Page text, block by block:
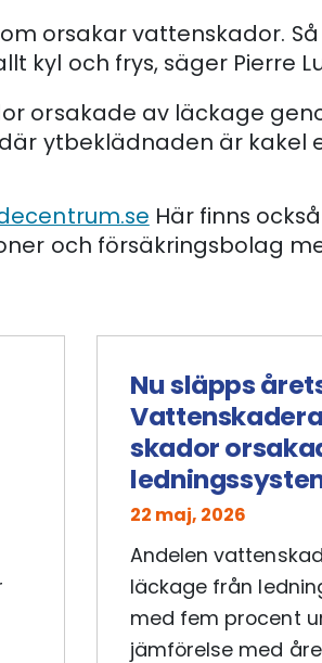
orsakar vattenskador.
kyl och frys, säger Pierre
orsakade av läckage
ytbeklädnaden är kakel
Här finns
och försäkringsbolag
22 maj, 2026
Nu släpps
skador
Andelen
läckage från
med fem procent
jämförelse med